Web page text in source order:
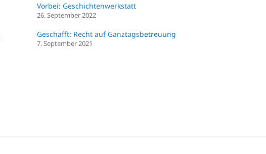
Vorbei: Geschichtenwerkstatt
26. September 2022
Geschafft: Recht auf Ganztagsbetreuung
7. September 2021